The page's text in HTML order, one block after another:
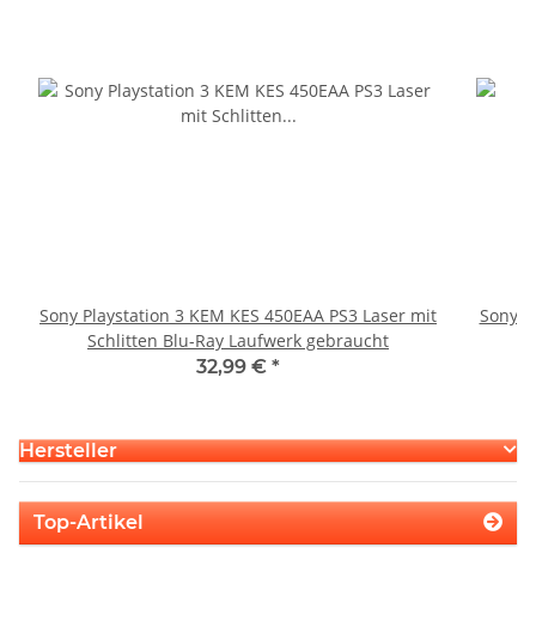
Sony Playstation 3 KEM KES 450EAA PS3 Laser mit
Schlitten Blu-Ray Laufwerk gebraucht
32,99 € *
Sony
Hersteller
Top-Artikel